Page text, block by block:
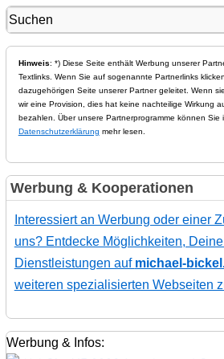
Hinweis: *) Diese Seite enthält Werbung unserer
Textlinks. Wenn Sie auf sogenannte Partnerlinks
dazugehörigen Seite unserer Partner geleitet. Wenn
wir eine Provision, dies hat keine nachteilige Wirkung
bezahlen. Über unsere Partnerprogramme können Sie
Datenschutzerklärung mehr lesen.
Werbung & Kooperationen
Interessiert an Werbung oder einer
uns? Entdecke Möglichkeiten,
Dienstleistungen auf michael-
weiteren spezialisierten Webseiten
Werbung & Infos: